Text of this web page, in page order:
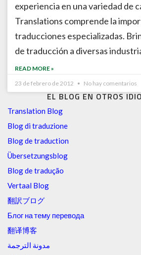
EL BLOG EN OTROS
Translation Blog
Blog di traduzione
Blog de traduction
Übersetzungsblog
Blog de tradução
Vertaal Blog
翻訳ブログ
Блог на тему перевода
翻译博客
مدونة الترجمة
experiencia en una variedad de
Translations comprende la
traducciones especializadas.
de traducción a diversas
READ MORE »
23 de febrero de 2012
No hay comentarios